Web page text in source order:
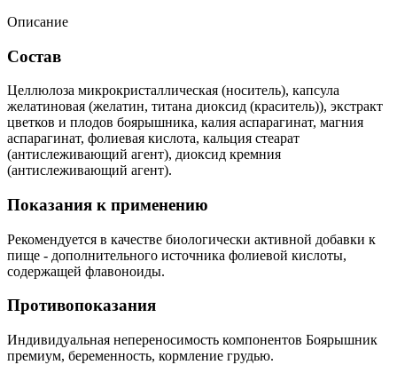
Описание
Состав
Целлюлоза микрокристаллическая (носитель), капсула
желатиновая (желатин, титана диоксид (краситель)), экстракт
цветков и плодов боярышника, калия аспарагинат, магния
аспарагинат, фолиевая кислота, кальция стеарат
(антислеживающий агент), диоксид кремния
(антислеживающий агент).
Показания к применению
Рекомендуется в качестве биологически активной добавки к
пище - дополнительного источника фолиевой кислоты,
содержащей флавоноиды.
Противопоказания
Индивидуальная непереносимость компонентов Боярышник
премиум, беременность, кормление грудью.